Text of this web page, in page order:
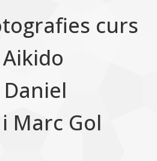
curs
Daniel
Marc Gol